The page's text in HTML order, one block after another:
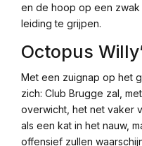
en de hoop op een zwak
leiding te grijpen.
Octopus
Met een zuignap op het
zich: Club Brugge zal,
overwicht, het net vaker
als een kat in het nauw,
offensief zullen